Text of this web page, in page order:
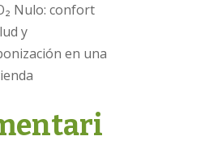
Nulo: confort
y
en una